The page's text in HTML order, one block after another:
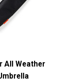
All Weather